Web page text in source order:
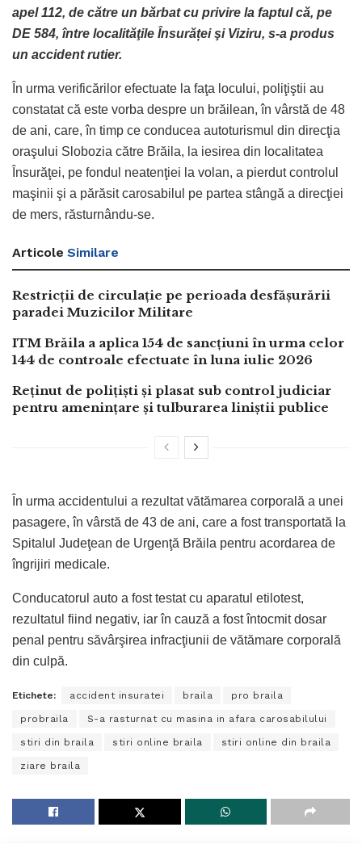
apel 112, de către un bărbat cu privire la faptul că, pe
DE 584, între localităţile Însurăței şi Viziru, s-a produs
un accident rutier.
În urma verificărilor efectuate la faţa locului, poliţiştii au
constatat că este vorba despre un brăilean, în vârstă de 48
de ani, care, în timp ce conducea autoturismul din direcţia
oraşului Slobozia către Brăila, la iesirea din localitatea
Însurăţei, pe fondul neatenţiei la volan, a pierdut controlul
maşinii şi a părăsit carosabilul pe partea stângă a direcţiei
de mers, răsturnându-se.
Articole Similare
Restricții de circulație pe perioada desfășurării
paradei Muzicilor Militare
ITM Brăila a aplica 154 de sancțiuni în urma celor
144 de controale efectuate în luna iulie 2026
Reținut de polițiști și plasat sub control judiciar
pentru amenințare și tulburarea liniștii publice
În urma accidentului a rezultat vătămarea corporală a unei
pasagere, în vârstă de 43 de ani, care a fost transportată la
Spitalul Judeţean de Urgenţă Brăila pentru acordarea de
îngrijiri medicale.
Conducatorul auto a fost testat cu aparatul etilotest,
rezultatul fiind negativ, iar în cauză a fost întocmit dosar
penal pentru săvârşirea infracţiunii de vătămare corporală
din culpă.
Etichete: accident insuratei braila pro braila
probraila S-a rasturnat cu masina in afara carosabilului
stiri din braila stiri online braila stiri online din braila
ziare braila